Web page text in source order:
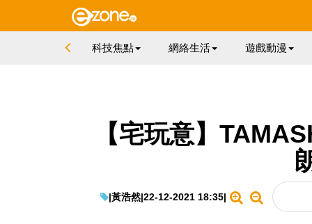
科技焦點 網絡生活 遊戲動漫
【宅玩意】
|黃浩然|22-12-2021 18:35|